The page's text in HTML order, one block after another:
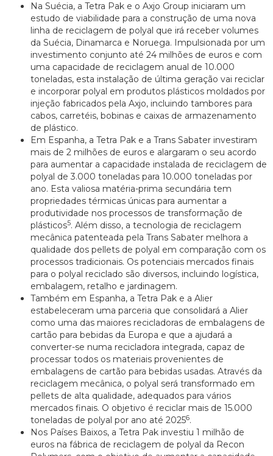
Na Suécia, a Tetra Pak e o Axjo Group iniciaram um
estudo de viabilidade para a construção de uma nova
linha de reciclagem de polyal que irá receber volumes
da Suécia, Dinamarca e Noruega. Impulsionada por um
investimento conjunto até 24 milhões de euros e com
uma capacidade de reciclagem anual de 10.000
toneladas, esta instalação de última geração vai reciclar
e incorporar polyal em produtos plásticos moldados por
injeção fabricados pela Axjo, incluindo tambores para
cabos, carretéis, bobinas e caixas de armazenamento
de plástico.
Em Espanha, a Tetra Pak e a Trans Sabater investiram
mais de 2 milhões de euros e alargaram o seu acordo
para aumentar a capacidade instalada de reciclagem de
polyal de 3.000 toneladas para 10.000 toneladas por
ano. Esta valiosa matéria-prima secundária tem
propriedades térmicas únicas para aumentar a
produtividade nos processos de transformação de
plásticos5. Além disso, a tecnologia de reciclagem
mecânica patenteada pela Trans Sabater melhora a
qualidade dos pellets de polyal em comparação com os
processos tradicionais. Os potenciais mercados finais
para o polyal reciclado são diversos, incluindo logística,
embalagem, retalho e jardinagem.
Também em Espanha, a Tetra Pak e a Alier
estabeleceram uma parceria que consolidará a Alier
como uma das maiores recicladoras de embalagens de
cartão para bebidas da Europa e que a ajudará a
converter-se numa recicladora integrada, capaz de
processar todos os materiais provenientes de
embalagens de cartão para bebidas usadas. Através da
reciclagem mecânica, o polyal será transformado em
pellets de alta qualidade, adequados para vários
mercados finais. O objetivo é reciclar mais de 15.000
toneladas de polyal por ano até 20256.
Nos Países Baixos, a Tetra Pak investiu 1 milhão de
euros na fábrica de reciclagem de polyal da Recon